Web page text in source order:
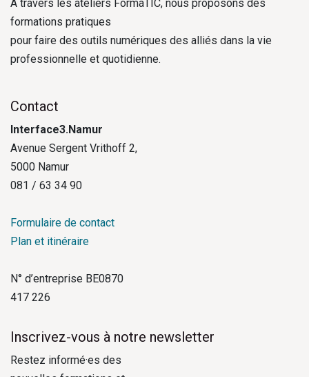
À travers les ateliers FormaTIC, nous proposons des
formations pratiques
pour faire des outils numériques des alliés dans la vie
professionnelle et quotidienne.
Contact
Interface3.Namur
Avenue Sergent Vrithoff 2,
5000 Namur
081 / 63 34 90
Formulaire de contact
Plan et itinéraire
N° d’entreprise BE0870
417 226
Inscrivez-vous à notre newsletter
Restez informé·es des